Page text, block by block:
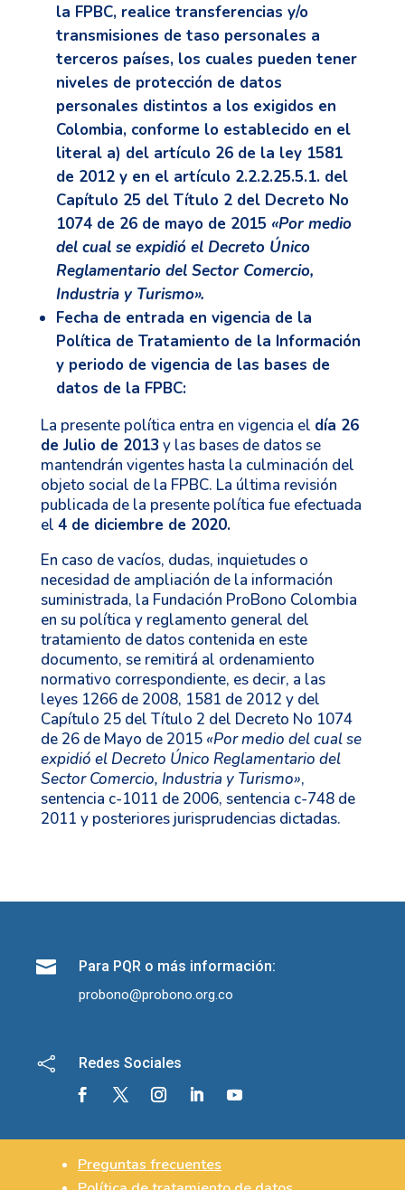
la FPBC, realice transferencias y/o
transmisiones de taso personales a
terceros países, los cuales pueden tener
niveles de protección de datos
personales distintos a los exigidos en
Colombia, conforme lo establecido en el
literal a) del artículo 26 de la ley 1581
de 2012 y en el artículo 2.2.2.25.5.1. del
Capítulo 25 del Título 2 del Decreto No
1074 de 26 de mayo de 2015 «Por medio
del cual se expidió el Decreto Único
Reglamentario del Sector Comercio,
Industria y Turismo».
Fecha de entrada en vigencia de la
Política de Tratamiento de la Información
y periodo de vigencia de las bases de
datos de la FPBC:
La presente política entra en vigencia el día 26
de Julio de 2013y las bases de datos se
mantendrán vigentes hasta la culminación del
objeto social de la FPBC. La última revisión
publicada de la presente política fue efectuada
el 4 de diciembre de 2020.
En caso de vacíos, dudas, inquietudes o
necesidad de ampliación de la información
suministrada, la Fundación ProBono Colombia
en su política y reglamento general del
tratamiento de datos contenida en este
documento, se remitirá al ordenamiento
normativo correspondiente, es decir, a las
leyes 1266 de 2008, 1581 de 2012 y del
Capítulo 25 del Título 2 del Decreto No 1074
de 26 de Mayo de 2015 «Por medio del cual se
expidió el Decreto Único Reglamentario del
Sector Comercio, Industria y Turismo»,
sentencia c-1011 de 2006, sentencia c-748 de
2011 y posteriores jurisprudencias dictadas.
 Para PQR o más información:
probono@probono.org.co
 Redes Sociales
Preguntas frecuentes